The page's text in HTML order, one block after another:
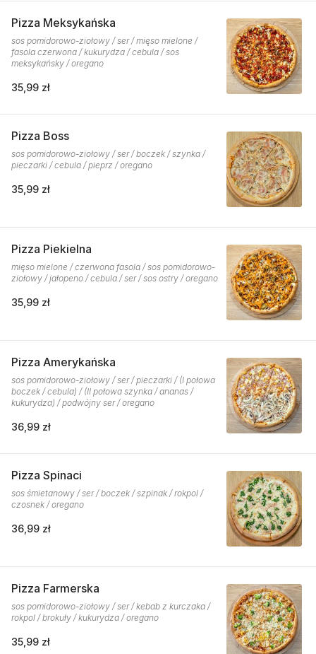
Pizza Meksykańska
sos pomidorowo-ziołowy / ser / mięso mielone /
fasola czerwona / kukurydza / cebula / sos
meksykańsky / oregano
35,99 zł
Pizza Boss
sos pomidorowo-ziołowy / ser / boczek / szynka /
pieczarki / cebula / pieprz / oregano
35,99 zł
Pizza Piekielna
mięso mielone / czerwona fasola / sos pomidorowo-
ziołowy / jałopeno / cebula / ser / sos ostry / oregano
35,99 zł
Pizza Amerykańska
sos pomidorowo-ziołowy / ser / pieczarki / (I połowa
boczek / cebula) / (II połowa szynka / ananas /
kukurydza) / podwójny ser / oregano
36,99 zł
Pizza Spinaci
sos śmietanowy / ser / boczek / szpinak / rokpol /
czosnek / oregano
36,99 zł
Pizza Farmerska
sos pomidorowo-ziołowy / ser / kebab z kurczaka /
rokpol / brokuły / kukurydza / oregano
35,99 zł